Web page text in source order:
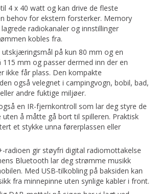
4 x 40 watt og kan drive de fleste
behov for ekstern forsterker. Memory
radiokanaler og innstillinger
kobles fra.
utskjæringsmål på kun 80 mm og en
mm og passer dermed inn der en
ikke får plass. Den kompakte
også velegnet i campingvogn, bobil, bad,
andre fuktige miljøer.
en IR-fjernkontroll som lar deg styre de
å måtte gå bort til spilleren. Praktisk
et stykke unna førerplassen eller
radioen gir støyfri digital radiomottakelse
Bluetooth lar deg strømme musikk
Med USB-tilkobling på baksiden kan
fra minnepinne uten synlige kabler i front.